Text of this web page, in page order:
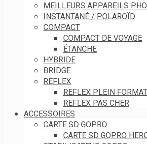
MEILLEURS APPAREILS
INSTANTANÉ / POLAROÏD
COMPACT
COMPACT DE VOYAGE
ÉTANCHE
HYBRIDE
BRIDGE
REFLEX
REFLEX PLEIN FORMAT
REFLEX PAS CHER
ACCESSOIRES
CARTE SD GOPRO
CARTE SD GOPRO